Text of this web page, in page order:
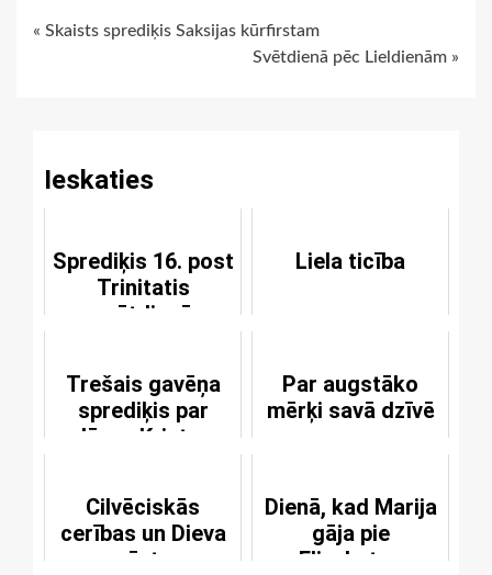
Continue
« Skaists sprediķis Saksijas kūrfirstam
Svētdienā pēc Lieldienām »
Ieskaties
Sprediķis 16. post
Trinitatis
svētdienā
Liela ticība
Trešais gavēņa
sprediķis par
Jēzus Kristus
Par augstāko
mērķi savā dzīvē
Cilvēciskās
cerības un Dieva
pāגts
Dienā, kad Marija
gāja pie
Elizabetes